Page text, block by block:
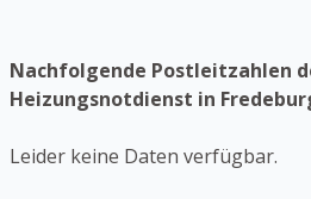
Nachfolgende Postleitzahlen
Heizungsnotdienst in
Leider keine Daten verfügbar.